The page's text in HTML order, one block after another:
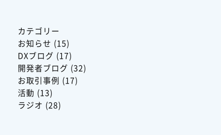
カテゴリー
お知らせ (15)
DXブログ (17)
開発者ブログ (32)
お取引事例 (17)
活動 (13)
ラジオ (28)